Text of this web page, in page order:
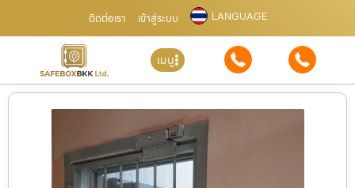
ติดต่อเรา เข้าสู่ระบบ LANGUAGE
เมนู